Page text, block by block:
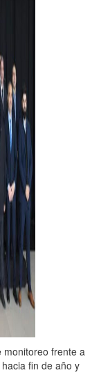
monitoreo frente a
fin de año y